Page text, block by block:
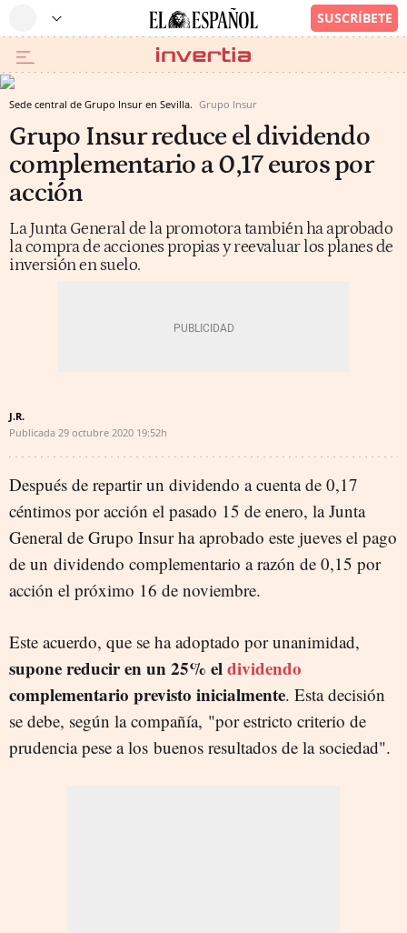
Sede central de Grupo Insur en Sevilla. Grupo Insur
Grupo Insur reduce el dividendo
complementario a 0,17 euros por
acción
La Junta General de la promotora también ha aprobado
la compra de acciones propias y reevaluar los planes de
inversión en suelo.
J.R.
Publicada 29 octubre 2020 19:52h
Después de repartir un dividendo a cuenta de 0,17
céntimos por acción el pasado 15 de enero, la Junta
General de Grupo Insur ha aprobado este jueves el pago
de un dividendo complementario a razón de 0,15 por
acción el próximo 16 de noviembre.
Este acuerdo, que se ha adoptado por unanimidad,
supone reducir en un 25% eldividendo
complementario previsto inicialmente. Esta decisión
se debe, según la compañía, "por estricto criterio de
prudencia pese a los buenos resultados de la sociedad".